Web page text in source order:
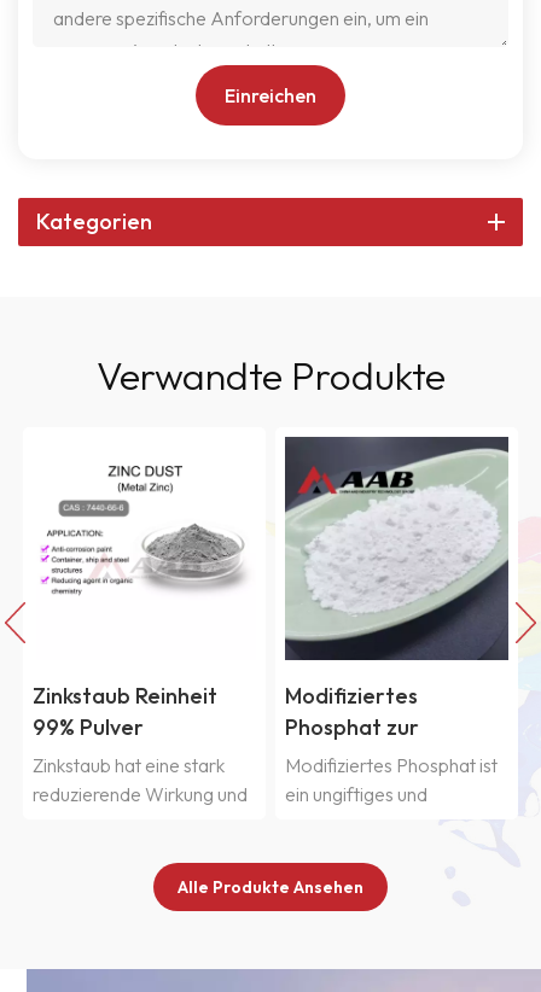
Einreichen
Kategorien
Verwandte Produkte
Zinkstaub Reinheit
99% Pulver
Zinkstaub hat eine stark
reduzierende Wirkung und
Wasserstoffgas frei. Unser
Zinkstaubpulver mit einer
sich durch hohe Reinheit,
Modifiziertes
Phosphat zur
Rostvorbeugung
Modifiziertes Phosphat ist
ein ungiftiges und
wird in
korrosionsbeständigen
Unterlacken und
Alle Produkte Ansehen